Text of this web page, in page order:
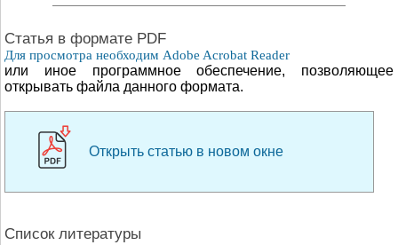
Cтатья в формате PDF
Для просмотра необходим Adobe Acrobat Reader
или иное программное обеспечение, позволяющее
открывать файла данного формата.
Открыть статью в новом окне
Список литературы